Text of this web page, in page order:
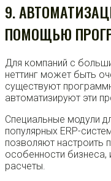
9.
ПОМОЩЬЮ
Для компаний с
неттинг может быть
существуют
автоматизируют эти
Специальные модули
популярных ERP-
позволяют настроить
особенности бизнеса,
расчеты.